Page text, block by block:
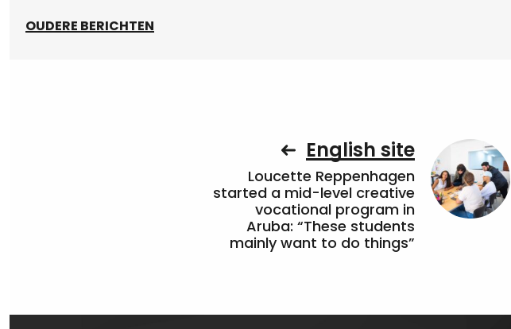
OUDERE BERICHTEN
English site
Loucette Reppenhagen
started a mid-level creative
vocational program in
Aruba: “These students
mainly want to do things”